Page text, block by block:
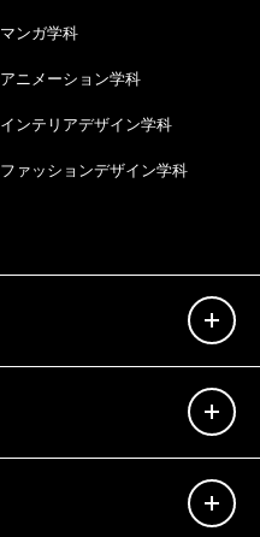
マンガ学科
アニメーション学科
インテリアデザイン学科
ファッションデザイン学科